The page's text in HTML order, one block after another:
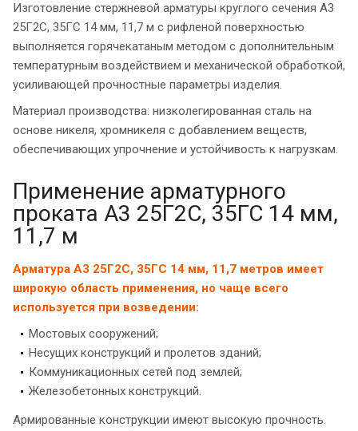
Изготовление стержневой арматуры круглого сечения А3
25Г2С, 35ГС 14 мм, 11,7 м с рифленой поверхностью
выполняется горячекатаным методом с дополнительным
температурным воздействием и механической обработкой,
усиливающей прочностные параметры изделия.
Материал производства: низколегированная сталь на
основе никеля, хромникеля с добавлением веществ,
обеспечивающих упрочнение и устойчивость к нагрузкам.
Применение арматурного
проката А3 25Г2С, 35ГС 14 мм,
11,7 м
Арматура А3 25Г2С, 35ГС 14 мм, 11,7 метров имеет
широкую область применения, но чаще всего
используется при возведении:
Мостовых сооружений;
Несущих конструкций и пролетов зданий;
Коммуникационных сетей под землей;
Железобетонных конструкций.
Армированные конструкции имеют высокую прочность.